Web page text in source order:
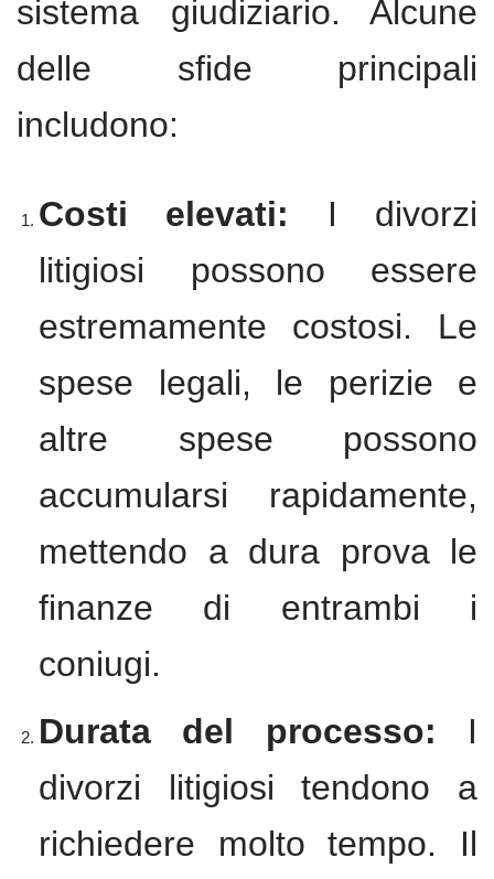
sistema giudiziario. Alcune
delle sfide principali
includono:
Costi elevati: I divorzi
litigiosi possono essere
estremamente costosi. Le
spese legali, le perizie e
altre spese possono
accumularsi rapidamente,
mettendo a dura prova le
finanze di entrambi i
coniugi.
Durata del processo: I
divorzi litigiosi tendono a
richiedere molto tempo. Il